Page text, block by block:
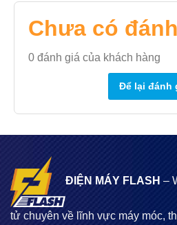
Chưa có
0 đánh giá của khách hàng
Để lại đánh
ĐIỆN MÁY FLASH –
tử chuyên về lĩnh vực máy móc,